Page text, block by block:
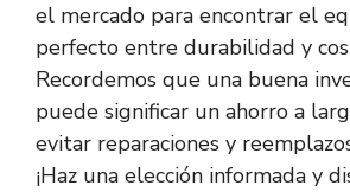
el mercado para encontrar el
perfecto entre durabilidad y
Recordemos que una buena
puede significar un ahorro a
evitar reparaciones y
¡Haz una elección informada y